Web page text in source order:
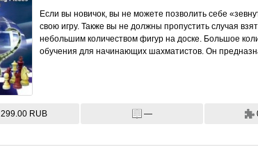
Если вы новичок, вы не можете позволить себе
свою игру. Также вы не должны пропустить случая
небольшим количеством фигур на доске. Большое
обучения для начинающих шахматистов. Он
299.00 RUB —